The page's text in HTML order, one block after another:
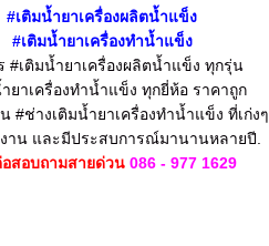
#เติมน้ำยาเครื่องผลิตน้ำแข็ง
#เติมน้ำยาเครื่องทำน้ำแข็ง
#เติมน้ำยาเครื่องผลิตน้ำแข็ง ทุกรุ่น
ยาเครื่องทำน้ำแข็ง ทุกยี่ห้อ ราคาถูก
#ช่างเติมน้ำยาเครื่องทำน้ำแข็ง ที่เก่งๆ
าน และมีประสบการณ์มานานหลายปี.
สอบถามสายด่วน 086 - 977 1629